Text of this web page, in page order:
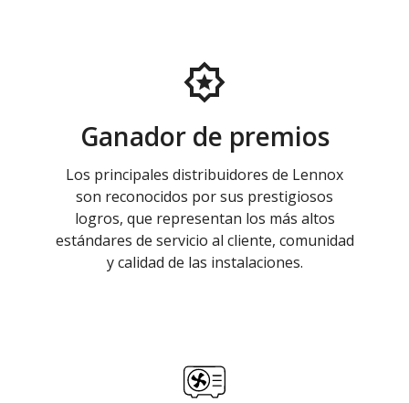
Ganador de premios
Los principales distribuidores de Lennox
son reconocidos por sus prestigiosos
logros, que representan los más altos
estándares de servicio al cliente, comunidad
y calidad de las instalaciones.